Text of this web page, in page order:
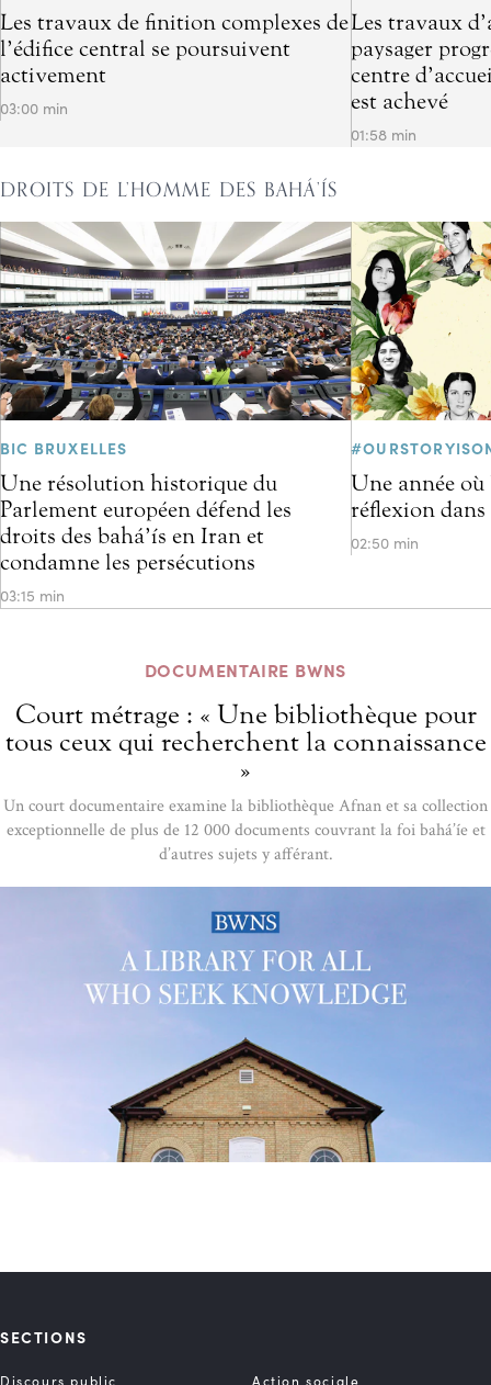
Les travaux de finition complexes de
l’édifice central se poursuivent
activement
03:00 min
Les travaux
paysager
centre
est achevé
01:58 min
DROITS DE L’HOMME DES BAHÁ’ÍS
BIC BRUXELLES
Une résolution historique du
Parlement européen défend les
droits des bahá’ís en Iran et
condamne les persécutions
03:15 min
Une année
réflexion
02:50 min
DOCUMENTAIRE BWNS
Court métrage : « Une bibliothèque pour
tous ceux qui recherchent la connaissance
»
Un court documentaire examine la bibliothèque Afnan et sa collection
exceptionnelle de plus de 12 000 documents couvrant la foi bahá’íe et
d’autres sujets y afférant.
SECTIONS
Discours public Action sociale